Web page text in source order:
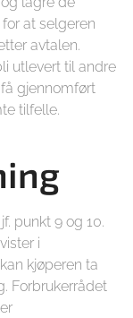
at selgeren
avtalen.
utlevert til andre
gjennomført
tilfelle.
punkt 9 og 10.
i
kjøperen ta
Forbrukerrådet